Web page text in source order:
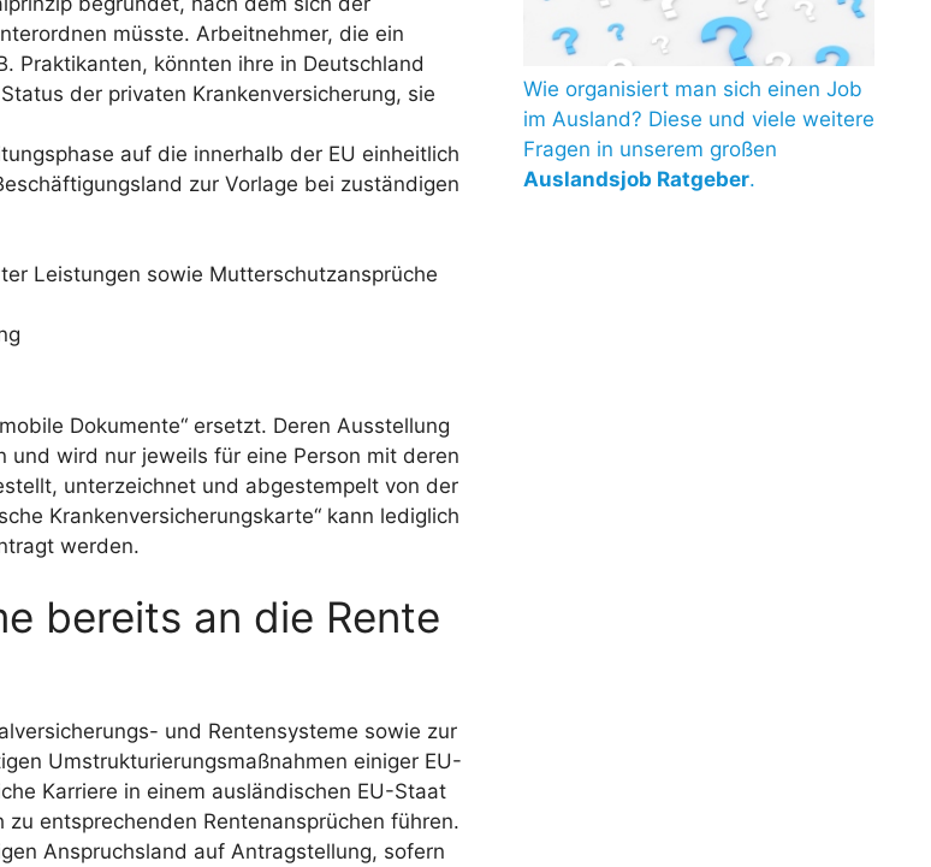
müsste. Arbeitnehmer, die ein
Praktikanten, könnten ihre in Deutschland
der privaten Krankenversicherung, sie
auf die innerhalb der EU einheitlich
zur Vorlage bei zuständigen
Leistungen sowie Mutterschutzansprüche
Dokumente“ ersetzt. Deren Ausstellung
wird nur jeweils für eine Person mit deren
unterzeichnet und abgestempelt von der
Krankenversicherungskarte“ kann lediglich
werden.
bereits an die Rente
und Rentensysteme sowie zur
Umstrukturierungsmaßnahmen einiger EU-
Karriere in einem ausländischen EU-Staat
entsprechenden Rentenansprüchen führen.
Anspruchsland auf Antragstellung, sofern
Wie organisiert man sich einen Job
im Ausland? Diese und viele weitere
Fragen in unserem großen
Auslandsjob Ratgeber.